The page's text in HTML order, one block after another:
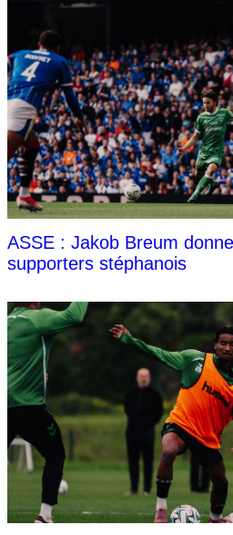
ASSE : Jakob Breum
supporters stéphanois